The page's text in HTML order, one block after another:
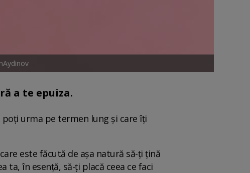
a te epuiza.
poți urma pe termen lung și care îți
este făcută de așa natură să-ți țină
ta, în esență, să-ți placă ceea ce faci